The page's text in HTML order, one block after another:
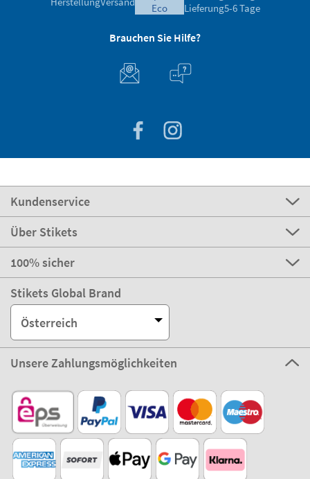
eco
Lieferung5-6 Tage
Brauchen Sie Hilfe?
Kundenservice
Über Stikets
100% sicher
Stikets Global Brand
Österreich
Unsere Zahlungsmöglichkeiten